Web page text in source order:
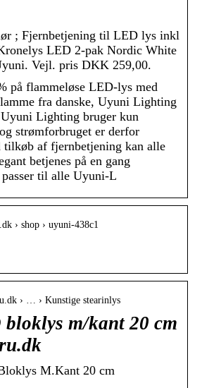
; Fjernbetjening til LED lys inkl
LED 2-pak Nordic White
Vejl. pris DKK 259,00.
på flammeløse LED-lys med
fra danske, Uyuni Lighting
Lighting bruger kun
strømforbruget er derfor
af fjernbetjening kan alle
betjenes på en gang
til alle Uyuni-L
› shop › uyuni-438c1
› … › Kunstige stearinlys
m/kant 20 cm
M.Kant 20 cm